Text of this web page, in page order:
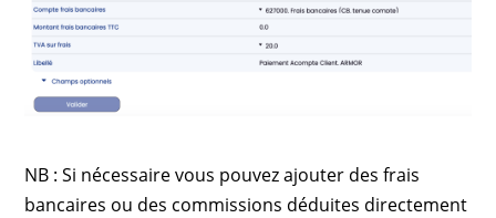
NB : Si nécessaire vous pouvez ajouter des frais
bancaires ou des commissions déduites directement